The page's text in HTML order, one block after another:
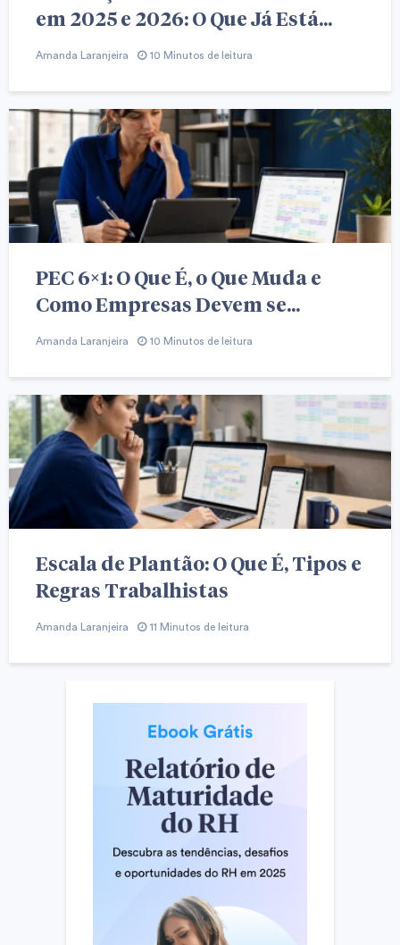
em 2025 e 2026: O Que Já Está...
Amanda Laranjeira 10 Minutos de leitura
PEC 6×1: O Que É, o Que Muda e
Como Empresas Devem se...
Amanda Laranjeira 10 Minutos de leitura
Escala de Plantão: O Que É, Tipos e
Regras Trabalhistas
Amanda Laranjeira 11 Minutos de leitura